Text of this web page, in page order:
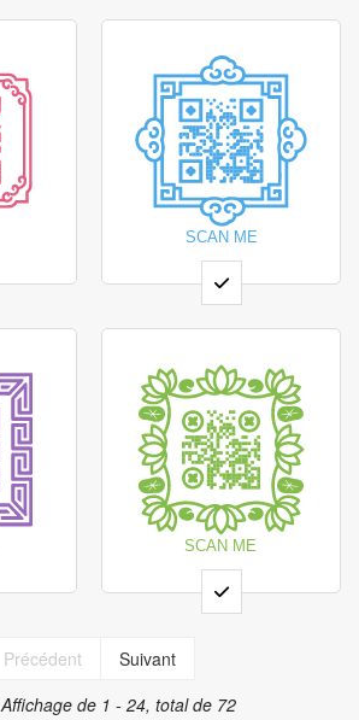
Précédent
Suivant
Affichage de 1 - 24, total de 72